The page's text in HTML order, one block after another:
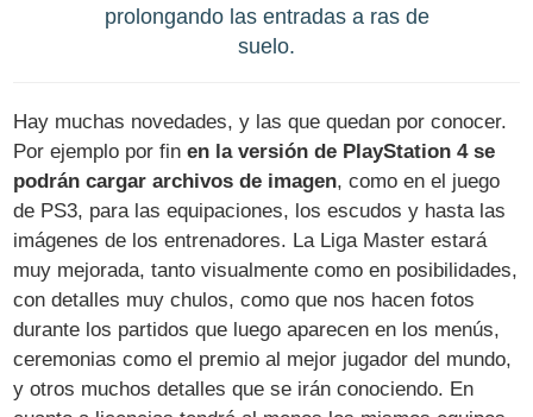
prolongando las entradas a ras de
suelo.
Hay muchas novedades, y las que quedan por conocer.
Por ejemplo por finen la versión de PlayStation 4 se
podrán cargar archivos de imagen, como en el juego
de PS3, para las equipaciones, los escudos y hasta las
imágenes de los entrenadores. La Liga Master estará
muy mejorada, tanto visualmente como en posibilidades,
con detalles muy chulos, como que nos hacen fotos
durante los partidos que luego aparecen en los menús,
ceremonias como el premio al mejor jugador del mundo,
y otros muchos detalles que se irán conociendo. En